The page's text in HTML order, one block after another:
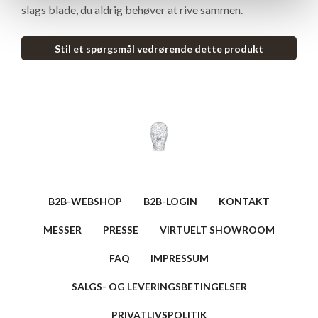
slags blade, du aldrig behøver at rive sammen.
Stil et spørgsmål vedrørende dette produkt
B2B-WEBSHOP B2B-LOGIN KONTAKT
MESSER PRESSE VIRTUELT SHOWROOM
FAQ IMPRESSUM
SALGS- OG LEVERINGSBETINGELSER
PRIVATLIVSPOLITIK